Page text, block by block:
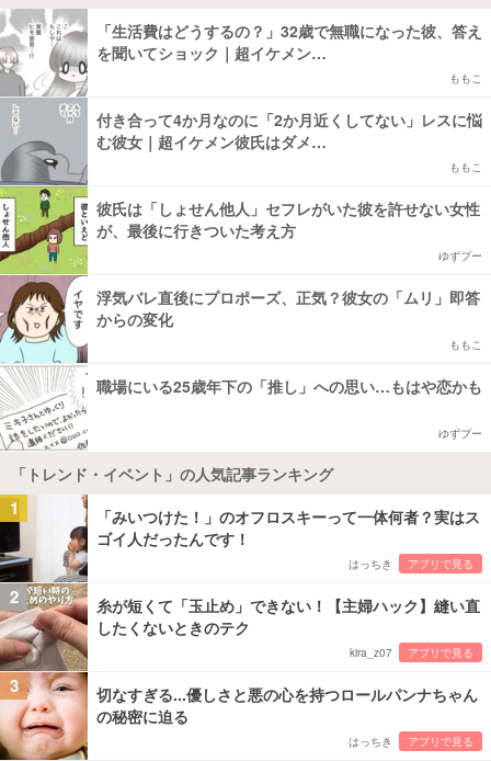
「生活費はどうするの？」32歳で無職になった彼、答え
を聞いてショック｜超イケメン…
ももこ
付き合って4か月なのに「2か月近くしてない」レスに悩
む彼女｜超イケメン彼氏はダメ…
ももこ
彼氏は「しょせん他人」セフレがいた彼を許せない女性
が、最後に行きついた考え方
ゆずプー
浮気バレ直後にプロポーズ、正気？彼女の「ムリ」即答
からの変化
ももこ
職場にいる25歳年下の「推し」への思い…もはや恋かも
ゆずプー
「トレンド・イベント」の人気記事ランキング
1
「みいつけた！」のオフロスキーって一体何者？実はス
ゴイ人だったんです！
はっちき アプリで見る
2
糸が短くて「玉止め」できない！【主婦ハック】縫い直
したくないときのテク
kira_z07 アプリで見る
3
切なすぎる...優しさと悪の心を持つロールパンナちゃん
の秘密に迫る
はっちき アプリで見る